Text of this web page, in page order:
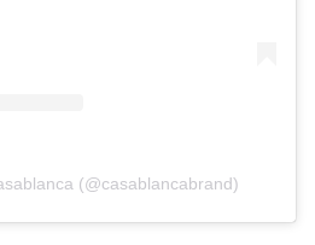
(@casablancabrand)